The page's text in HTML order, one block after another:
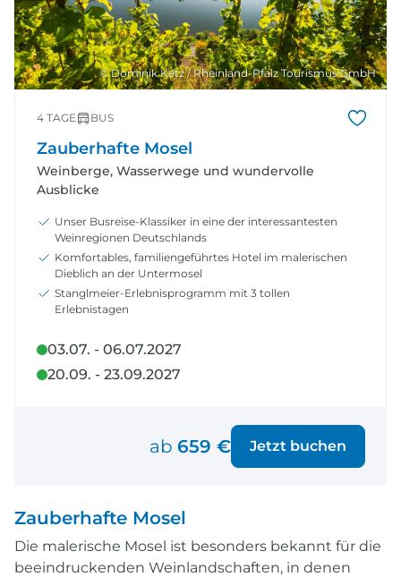
© Dominik Ketz / Rheinland-Pfalz Tourismus GmbH
4 TAGE BUS
Zauberhafte Mosel
Weinberge, Wasserwege und wundervolle
Ausblicke
Unser Busreise-Klassiker in eine der interessantesten
Weinregionen Deutschlands
Komfortables, familiengeführtes Hotel im malerischen
Dieblich an der Untermosel
Stanglmeier-Erlebnisprogramm mit 3 tollen
Erlebnistagen
03.07. - 06.07.2027
20.09. - 23.09.2027
ab 659 € Jetzt buchen
Zauberhafte Mosel
Die malerische Mosel ist besonders bekannt für die
beeindruckenden Weinlandschaften, in denen